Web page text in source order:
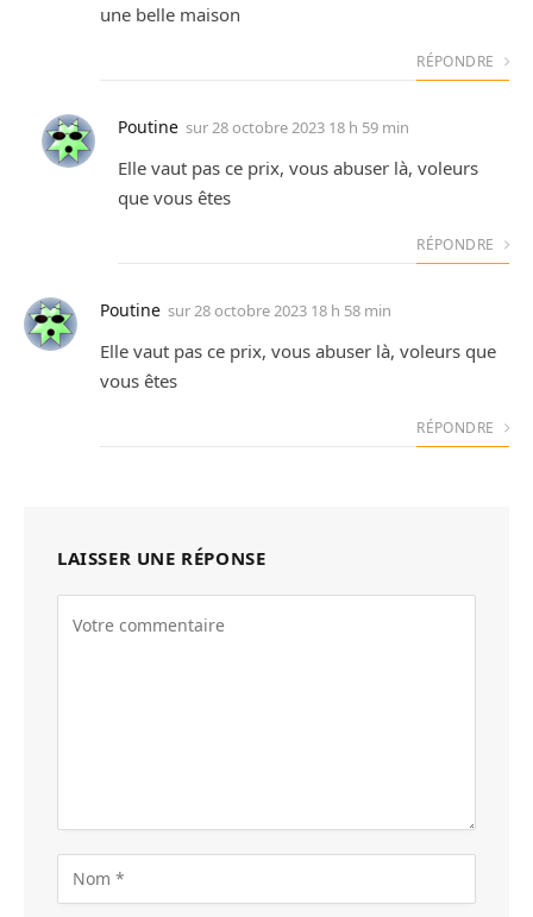
une belle maison
RÉPONDRE
Poutine sur28 octobre 2023 18 h 59 min
Elle vaut pas ce prix, vous abuser là, voleurs
que vous êtes
RÉPONDRE
Poutine sur28 octobre 2023 18 h 58 min
Elle vaut pas ce prix, vous abuser là, voleurs que
vous êtes
RÉPONDRE
LAISSER UNE RÉPONSE